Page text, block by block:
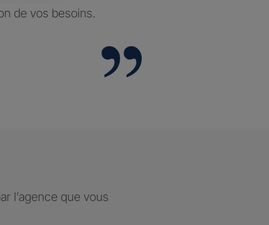
de vos besoins.
l’agence que vous